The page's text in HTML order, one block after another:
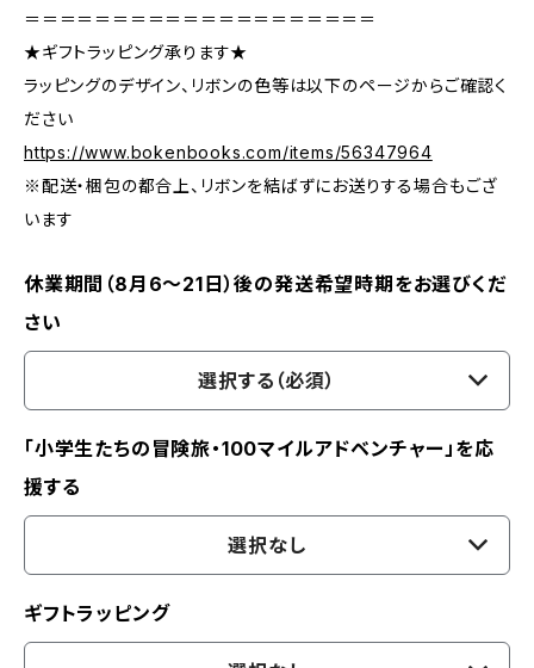
＝＝＝＝＝＝＝＝＝＝＝＝＝＝＝＝＝＝＝＝
★ギフトラッピング承ります★
ラッピングのデザイン、リボンの色等は以下のページからご確認く
ださい
https://www.bokenbooks.com/items/56347964
※配送・梱包の都合上、リボンを結ばずにお送りする場合もござ
います
休業期間（8月6〜21日）後の発送希望時期をお選びくだ
さい
選択する（必須）
「小学生たちの冒険旅・100マイルアドベンチャー」を応
援する
選択なし
ギフトラッピング